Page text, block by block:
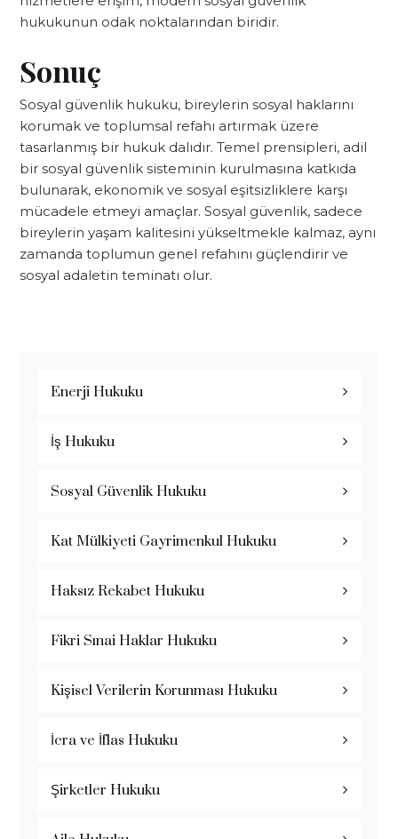
Enerji Hukuku
İş Hukuku
Sosyal Güvenlik Hukuku
Kat Mülkiyeti Gayrimenkul Hukuku
Haksız Rekabet Hukuku
Fikri Sınai Haklar Hukuku
Kişisel Verilerin Korunması Hukuku
İcra ve İflas Hukuku
Şirketler Hukuku
hukukunun odak noktalarından biridir.
Sonuç
Sosyal güvenlik hukuku, bireylerin sosyal haklarını
korumak ve toplumsal refahı artırmak üzere
tasarlanmış bir hukuk dalıdır. Temel prensipleri, adil
bir sosyal güvenlik sisteminin kurulmasına katkıda
bulunarak, ekonomik ve sosyal eşitsizliklere karşı
mücadele etmeyi amaçlar. Sosyal güvenlik, sadece
bireylerin yaşam kalitesini yükseltmekle kalmaz, aynı
zamanda toplumun genel refahını güçlendirir ve
sosyal adaletin teminatı olur.